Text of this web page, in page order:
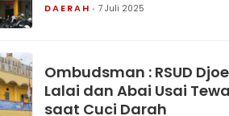
DAERAH 7 Juli 2025
Ombudsman : RSUD
Lalai dan Abai Usai
saat Cuci Darah